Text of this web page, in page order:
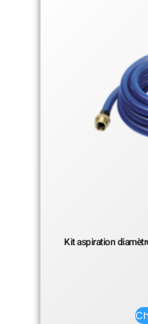
Kit aspiration